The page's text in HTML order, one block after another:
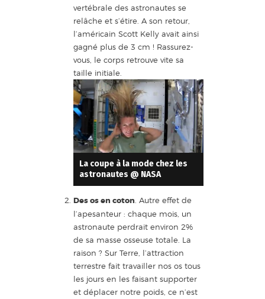
vertébrale des astronautes se
relâche et s’étire. A son retour,
l’américain Scott Kelly avait ainsi
gagné plus de 3 cm ! Rassurez-
vous, le corps retrouve vite sa
taille initiale.
La coupe à la mode chez les
astronautes @ NASA
Des os en coton . Autre effet de
l’apesanteur : chaque mois, un
astronaute perdrait environ 2%
de sa masse osseuse totale. La
raison ? Sur Terre, l’attraction
terrestre fait travailler nos os tous
les jours en les faisant supporter
et déplacer notre poids, ce n’est